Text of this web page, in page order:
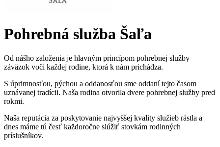
Pohrebná služba Šaľa
Od nášho založenia je hlavným princípom pohrebnej služby
záväzok voči každej rodine, ktorá k nám prichádza.
S úprimnosťou, pýchou a oddanosťou sme oddaní tejto časom
uznávanej tradícii. Naša rodina otvorila dvere pohrebnej služby pred
rokmi.
Naša reputácia za poskytovanie najvyššej kvality služieb rástla a
dnes máme tú česť každoročne slúžiť stovkám rodinných
príslušníkov.